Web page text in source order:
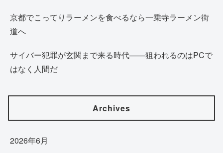
京都でこってりラーメンを食べるなら一乗寺ラーメン街
道へ
サイバー犯罪が玄関まで来る時代——狙われるのはPCで
はなく人間だ
Archives
2026年6月